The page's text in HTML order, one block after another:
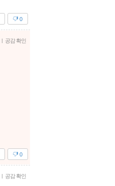
0
| 공감 확인
0
| 공감 확인